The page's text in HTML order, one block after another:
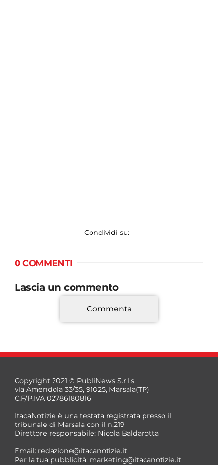
Condividi su:
0 COMMENTI
Lascia un commento
*
*
Commenta
Copyright 2021 © PubliNews S.r.l.s.
via Amendola 33/35, 91025, Marsala(TP)
C.F/P.IVA 02786180816
ItacaNotizie è una testata registrata presso il
tribunale di Marsala con il n.219
Direttore responsabile: Nicola Baldarotta
Email: redazione@itacanotizie.it
Per la tua pubblicità: marketing@itacanotizie.it